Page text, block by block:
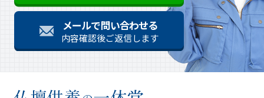
メールで問い合わせる
内容確認後ご返信します